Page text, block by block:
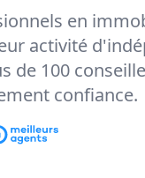
en
activité
de 100
confiance.